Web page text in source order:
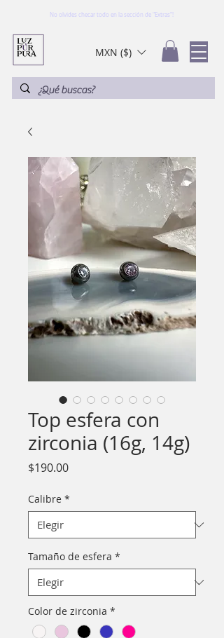
No olvides checar todo en la sección de "Extras"!
MXN ($)
Top esfera con
zirconia (16g, 14g)
$190.00Precio
Calibre *
Tamaño de esfera *
Color de zirconia *